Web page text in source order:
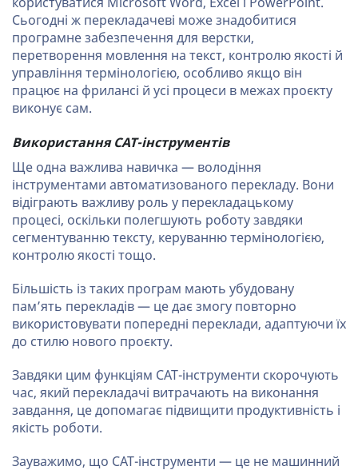
Сьогодні ж перекладачеві може знадобитися
програмне забезпечення для верстки,
перетворення мовлення на текст, контролю якості й
управління термінологією, особливо якщо він
працює на фрилансі й усі процеси в межах проєкту
виконує сам.
Використання CAT-інструментів
Ще одна важлива навичка — володіння
інструментами автоматизованого перекладу. Вони
відіграють важливу роль у перекладацькому
процесі, оскільки полегшують роботу завдяки
сегментуванню тексту, керуванню термінологією,
контролю якості тощо.
Більшість із таких програм мають убудовану
пам’ять перекладів — це дає змогу повторно
використовувати попередні переклади, адаптуючи їх
до стилю нового проєкту.
Завдяки цим функціям CAT-інструменти скорочують
час, який перекладачі витрачають на виконання
завдання, це допомагає підвищити продуктивність і
якість роботи.
Зауважимо, що CAT-інструменти — це не машинний